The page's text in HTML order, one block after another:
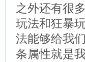
之外还有很
玩法和狂暴
法能够给我
条属性就是